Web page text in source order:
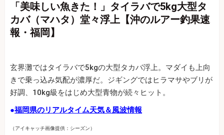
「美味しい魚きた！」タイラバで5kg大型タ
カバ（マハタ）堂々浮上【沖のルアー釣果速
報・福岡】
玄界灘ではタイラバで5kgの大型タカバ浮上。マダイも上向
きで乗っ込み気配が濃厚だ。ジギングではヒラマサやブリが
好調、10kg級をはじめ大型青物が続々ヒット。
●福岡県のリアルタイム天気＆風波情報
（アイキャッチ画像提供：シーズン）